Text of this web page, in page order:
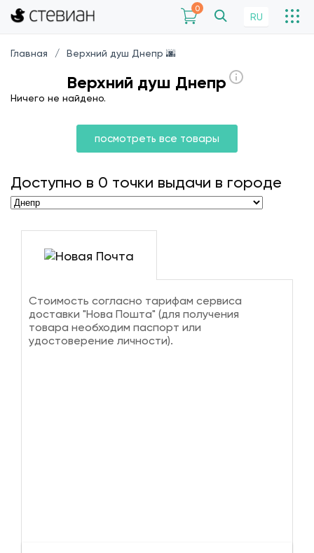
0
RU
Главная Верхний душ Днепр 🌆
Верхний душ Днепр
Ничего не найдено.
посмотреть все товары
Доступно в 0 точки выдачи в городе
Стоимость согласно тарифам сервиса
доставки "Нова Пошта" (для получения
товара необходим паспорт или
удостоверение личности).